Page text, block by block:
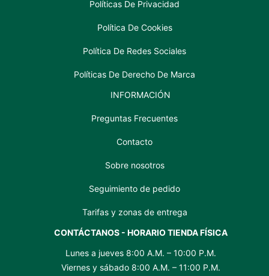
Políticas De Privacidad
Política De Cookies
Política De Redes Sociales
Políticas De Derecho De Marca
INFORMACIÓN
Preguntas Frecuentes
Contacto
Sobre nosotros
Seguimiento de pedido
Tarifas y zonas de entrega
CONTÁCTANOS - HORARIO TIENDA FÍSICA
Lunes a jueves 8:00 A.M. – 10:00 P.M.
Viernes y sábado 8:00 A.M. – 11:00 P.M.